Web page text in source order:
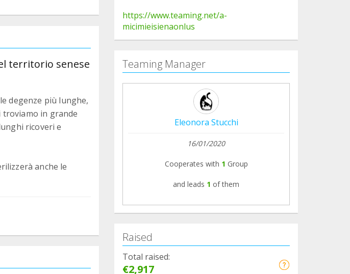
territorio senese
degenze più lunghe,
in grande
ricoveri e
anche le
https://www.teaming.net/a-
micimieisienaonlus
Teaming Manager
Eleonora Stucchi
16/01/2020
Cooperates with 1 Group
and leads 1 of them
Raised
Total raised:
€2,917